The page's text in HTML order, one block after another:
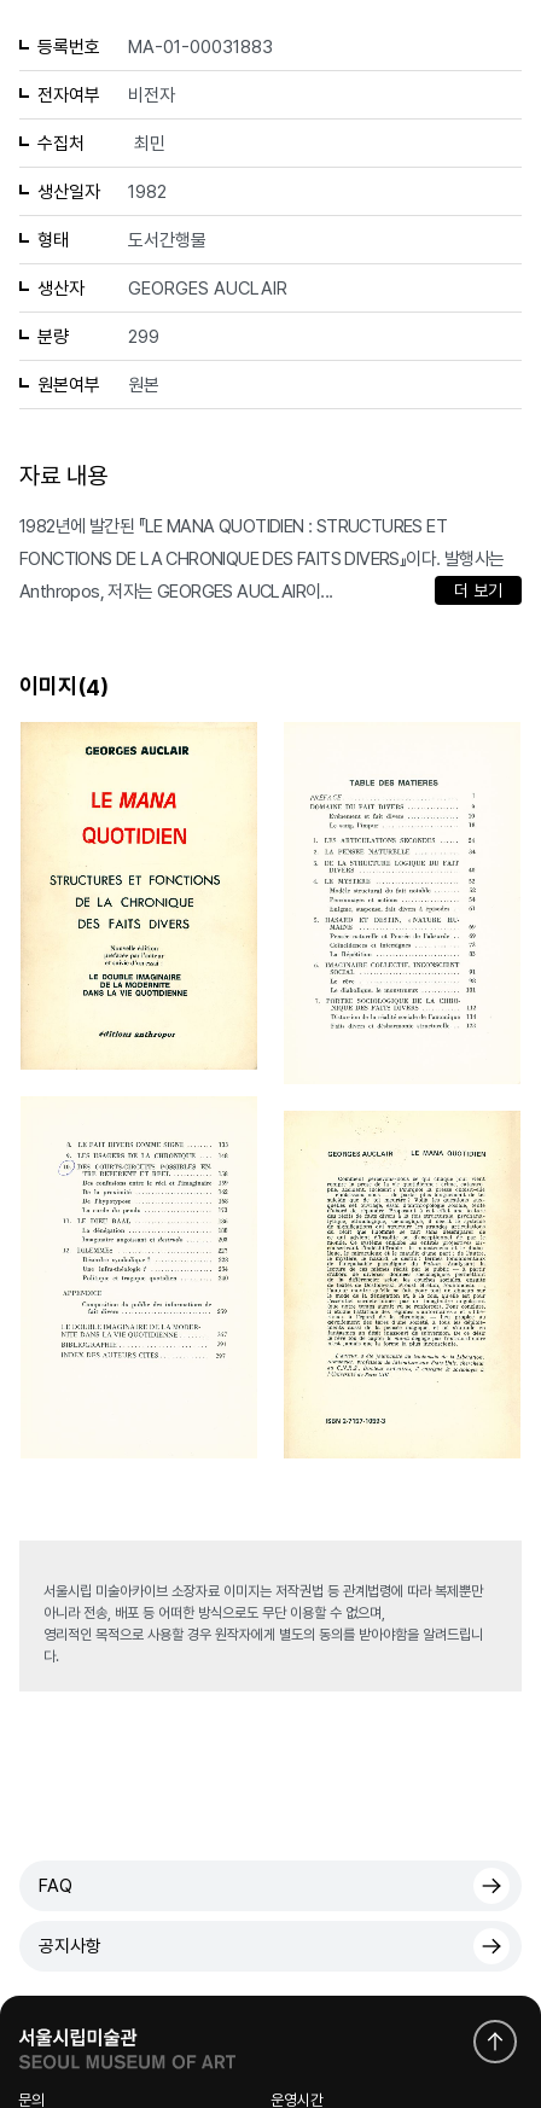
등록번호 MA-01-00031883
전자여부 비전자
수집처 최민
생산일자 1982
형태 도서간행물
생산자 GEORGES AUCLAIR
분량 299
원본여부 원본
자료 내용
1982년에 발간된 『LE MANA QUOTIDIEN : STRUCTURES ET
FONCTIONS DE LA CHRONIQUE DES FAITS DIVERS』이다. 발행사는
Anthropos, 저자는 GEORGES AUCLAIR이...
더 보기
이미지(4)
서울시립 미술아카이브 소장자료 이미지는 저작권법 등 관계법령에 따라 복제뿐만
아니라 전송, 배포 등 어떠한 방식으로도 무단 이용할 수 없으며,
영리적인 목적으로 사용할 경우 원작자에게 별도의 동의를 받아야함을 알려드립니
다.
FAQ
공지사항
문의 운영시간